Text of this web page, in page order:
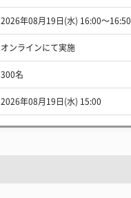
2026年08月19日(水) 16:00〜16:50
オンラインにて実施
300名
2026年08月19日(水) 15:00